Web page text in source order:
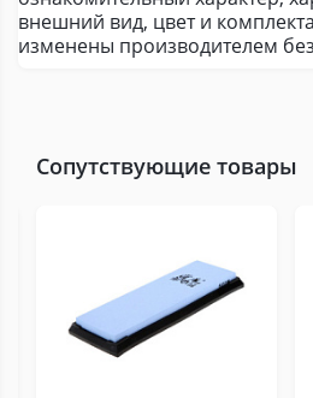
внешний вид, цвет и
изменены производителем
Сопутствующие товары